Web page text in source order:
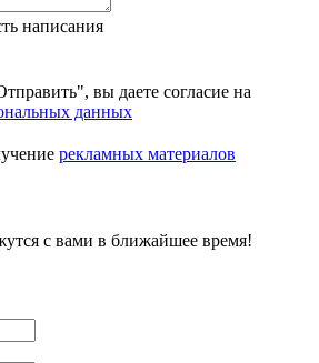
написания
вы даете согласие на
данных
рекламных материалов
с вами в ближайшее время!